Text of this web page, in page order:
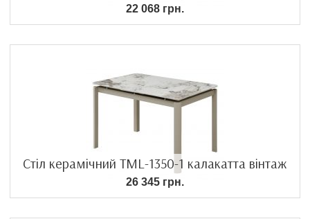
22 068 грн.
Стіл керамічний TML-1350-1 калакатта вінтаж
26 345 грн.